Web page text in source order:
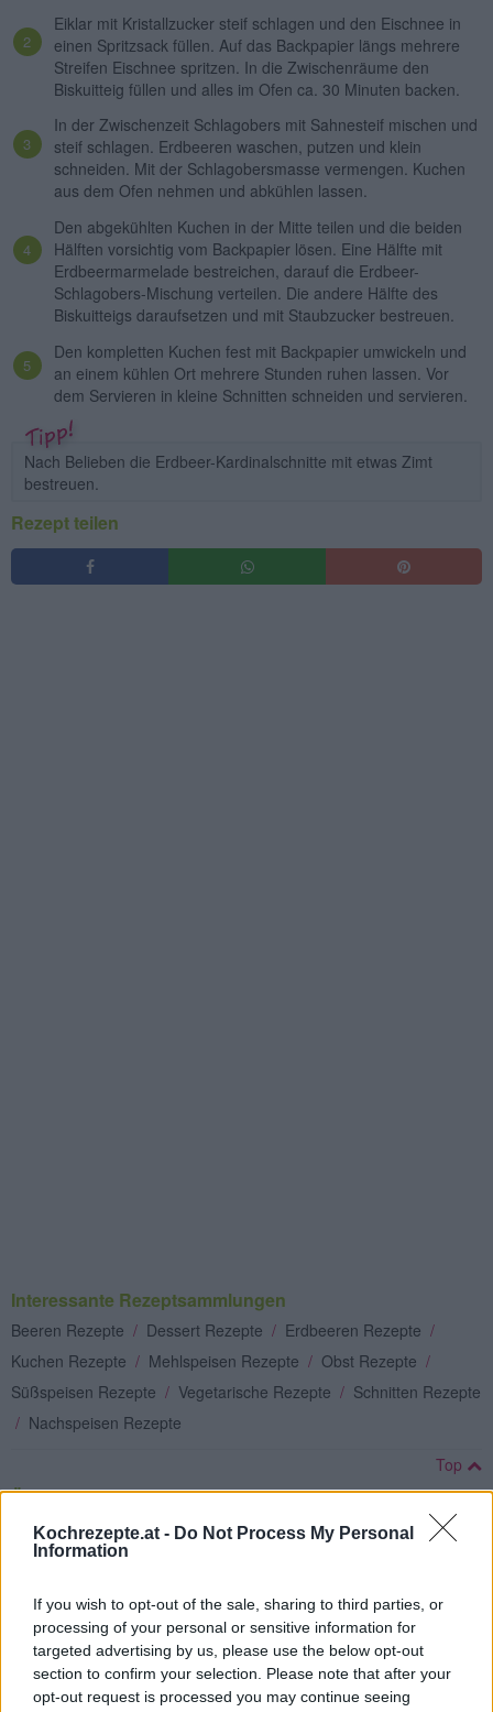
Kochrezepte.at - Do Not Process My Personal
Information
If you wish to opt-out of the sale, sharing to third parties, or
processing of your personal or sensitive information for
targeted advertising by us, please use the below opt-out
section to confirm your selection. Please note that after your
opt-out request is processed you may continue seeing
Eiklar mit Kristallzucker steif schlagen und den Eischnee in
einen Spritzsack füllen. Auf das Backpapier längs mehrere
Streifen Eischnee spritzen. In die Zwischenräume den
Biskuitteig füllen und alles im Ofen ca. 30 Minuten backen.
In der Zwischenzeit Schlagobers mit Sahnesteif mischen und
steif schlagen. Erdbeeren waschen, putzen und klein
schneiden. Mit der Schlagobersmasse vermengen. Kuchen
aus dem Ofen nehmen und abkühlen lassen.
Den abgekühlten Kuchen in der Mitte teilen und die beiden
Hälften vorsichtig vom Backpapier lösen. Eine Hälfte mit
Erdbeermarmelade bestreichen, darauf die Erdbeer-
Schlagobers-Mischung verteilen. Die andere Hälfte des
Biskuitteigs daraufsetzen und mit Staubzucker bestreuen.
Den kompletten Kuchen fest mit Backpapier umwickeln und
an einem kühlen Ort mehrere Stunden ruhen lassen. Vor
dem Servieren in kleine Schnitten schneiden und servieren.
Nach Belieben die Erdbeer-Kardinalschnitte mit etwas Zimt
bestreuen.
Rezept teilen
Interessante Rezeptsammlungen
Beeren Rezepte / Dessert Rezepte / Erdbeeren Rezepte /
Kuchen Rezepte / Mehlspeisen Rezepte / Obst Rezepte /
Süßspeisen Rezepte / Vegetarische Rezepte / Schnitten Rezepte
/ Nachspeisen Rezepte
Top
Ähnliche Rezepte
Karamell-Schnitten
Leicht
Kleine Berlinerschnitten
Leicht